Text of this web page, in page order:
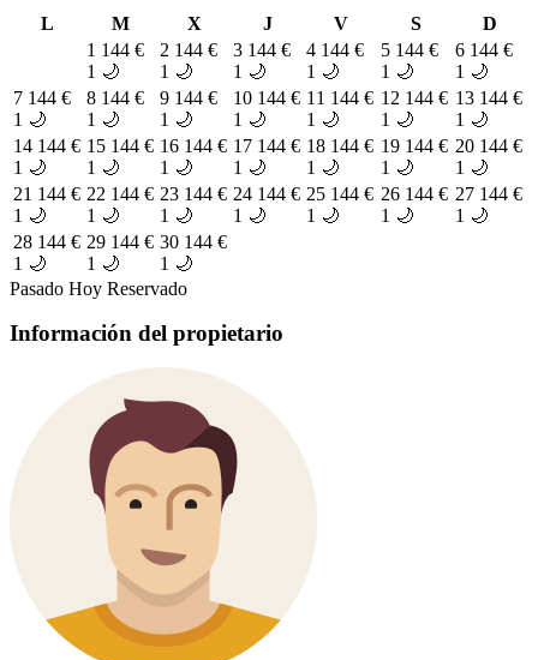
L M X J V S
D
1 144 €
1 🌙
2 144 €
1 🌙
3 144 €
1 🌙
4 144 €
1 🌙
5 144 €
1 🌙
6 144 €
1 🌙
7 144 €
1 🌙
8 144 €
1 🌙
9 144 €
1 🌙
10 144 €
1 🌙
11 144 €
1 🌙
12 144 €
1 🌙
13 144 €
1 🌙
14 144 €
1 🌙
15 144 €
1 🌙
16 144 €
1 🌙
17 144 €
1 🌙
18 144 €
1 🌙
19 144 €
1 🌙
20 144 €
1 🌙
21 144 €
1 🌙
22 144 €
1 🌙
23 144 €
1 🌙
24 144 €
1 🌙
25 144 €
1 🌙
26 144 €
1 🌙
27 144 €
1 🌙
28 144 €
1 🌙
29 144 €
1 🌙
30 144 €
1 🌙
Pasado Hoy Reservado
Información del propietario